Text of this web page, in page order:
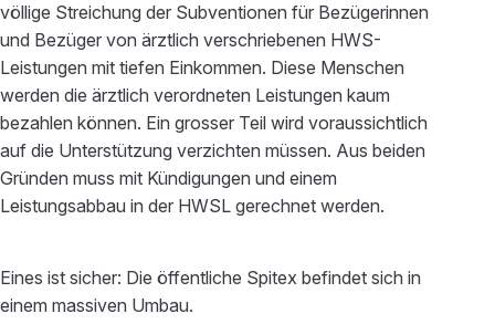
völlige Streichung der Subventionen für Bezügerinnen
und Bezüger von ärztlich verschriebenen HWS-
Leistungen mit tiefen Einkommen. Diese Menschen
werden die ärztlich verordneten Leistungen kaum
bezahlen können. Ein grosser Teil wird voraussichtlich
auf die Unterstützung verzichten müssen. Aus beiden
Gründen muss mit Kündigungen und einem
Leistungsabbau in der HWSL gerechnet werden.
Eines ist sicher: Die öffentliche Spitex befindet sich in
einem massiven Umbau.